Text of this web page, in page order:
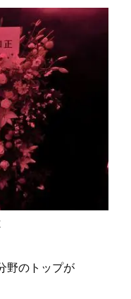
野のトップが